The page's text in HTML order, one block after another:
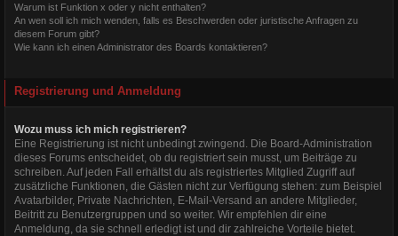
Warum ist Funktion x oder y nicht enthalten?
An wen soll ich mich wenden, falls es Beschwerden oder juristische Anfragen zu
diesem Forum gibt?
Wie kann ich einen Administrator des Boards kontaktieren?
Registrierung und Anmeldung
Wozu muss ich mich registrieren?
Eine Registrierung ist nicht unbedingt zwingend. Die Board-Administration
dieses Forums entscheidet, ob du registriert sein musst, um Beiträge zu
schreiben. Auf jeden Fall erhältst du als registriertes Mitglied Zugriff auf
zusätzliche Funktionen, die Gästen nicht zur Verfügung stehen: zum Beispiel
Avatarbilder, Private Nachrichten, E-Mail-Versand an andere Mitglieder,
Beitritt zu Benutzergruppen und so weiter. Wir empfehlen dir eine
Anmeldung, da sie schnell erledigt ist und dir zahlreiche Vorteile bietet.